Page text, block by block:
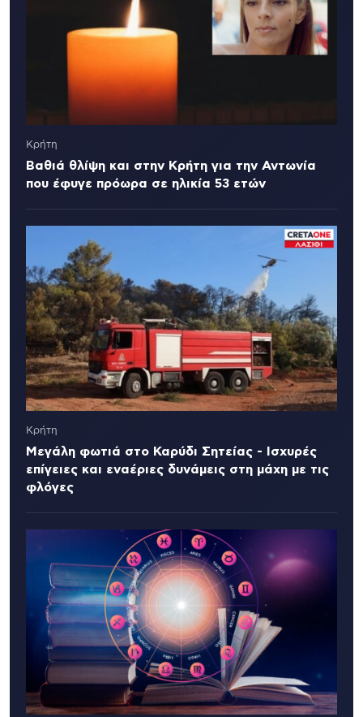
Κρήτη
Βαθιά θλίψη και στην Κρήτη για την Αντωνία
που έφυγε πρόωρα σε ηλικία 53 ετών
Κρήτη
Μεγάλη φωτιά στο Καρύδι Σητείας - Ισχυρές
επίγειες και εναέριες δυνάμεις στη μάχη με τις
φλόγες